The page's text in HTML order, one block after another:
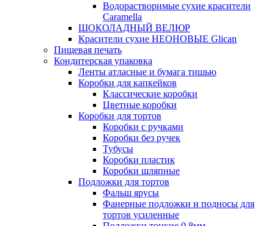
Водорастворимые сухие красители
Caramella
ШОКОЛАДНЫЙ ВЕЛЮР
Красители сухие НЕОНОВЫЕ Glican
Пищевая печать
Кондитерская упаковка
Ленты атласные и бумага тишью
Коробки для капкейков
Классические коробки
Цветные коробки
Коробки для тортов
Коробки с ручками
Коробки без ручек
Тубусы
Коробки пластик
Коробки шляпные
Подложки для тортов
Фальш ярусы
Фанерные подложки и подносы для
тортов усиленные